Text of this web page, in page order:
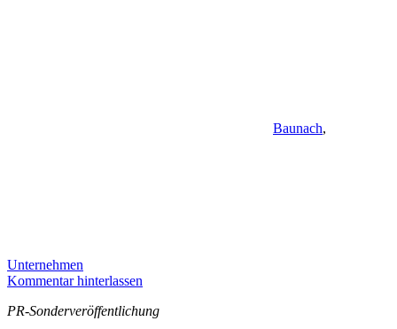
Baunach,
Unternehmen
Kommentar hinterlassen
PR-Sonderveröffentlichung